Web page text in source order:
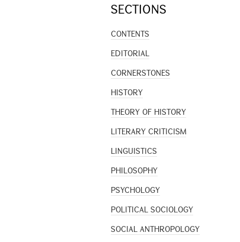
SECTIONS
CONTENTS
EDITORIAL
CORNERSTONES
HISTORY
THEORY OF HISTORY
LITERARY CRITICISM
LINGUISTICS
PHILOSOPHY
PSYCHOLOGY
POLITICAL SOCIOLOGY
SOCIAL ANTHROPOLOGY